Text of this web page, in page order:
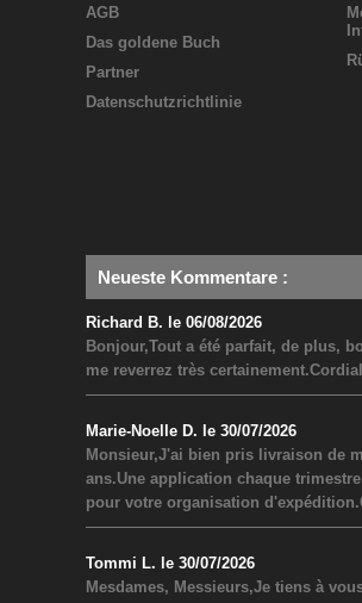
AGB
Das goldene Buch
Partner
Datenschutzrichtlinie
Neueste Kommentare :
Richard B. le 06/08/2026
Bonjour,Tout a été parfait, de plus,
me reverrez très
Marie-Noelle D. le 30/07/2026
Monsieur,J'ai bien pris livraison de
ans.Une application chaque
pour votre organisation
Tommi L. le 30/07/2026
Mesdames, Messieurs,Je tiens à